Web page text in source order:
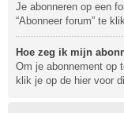
Je abonneren op een
“Abonneer forum” te
Hoe zeg ik mijn
Om je abonnement op
klik je op de hier voor